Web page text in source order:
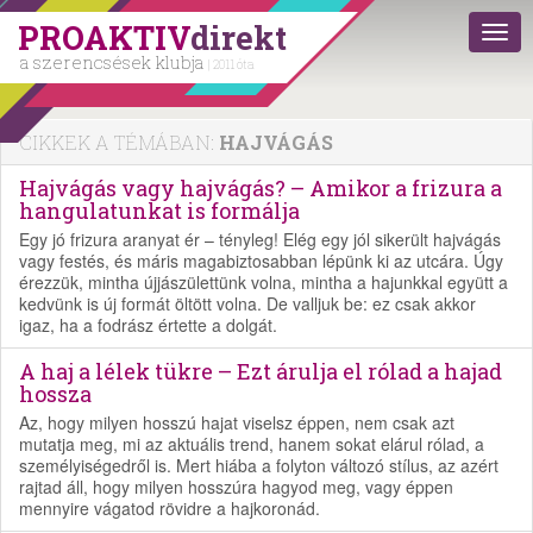
PROAKTIVdirekt
a szerencsések klubja | 2011 óta
CIKKEK A TÉMÁBAN: HAJVÁGÁS
Hajvágás vagy hajvágás? – Amikor a frizura a
hangulatunkat is formálja
Egy jó frizura aranyat ér – tényleg! Elég egy jól sikerült hajvágás
vagy festés, és máris magabiztosabban lépünk ki az utcára. Úgy
érezzük, mintha újjászülettünk volna, mintha a hajunkkal együtt a
kedvünk is új formát öltött volna. De valljuk be: ez csak akkor
igaz, ha a fodrász értette a dolgát.
A haj a lélek tükre – Ezt árulja el rólad a hajad
hossza
Az, hogy milyen hosszú hajat viselsz éppen, nem csak azt
mutatja meg, mi az aktuális trend, hanem sokat elárul rólad, a
személyiségedről is. Mert hiába a folyton változó stílus, az azért
rajtad áll, hogy milyen hosszúra hagyod meg, vagy éppen
mennyire vágatod rövidre a hajkoronád.